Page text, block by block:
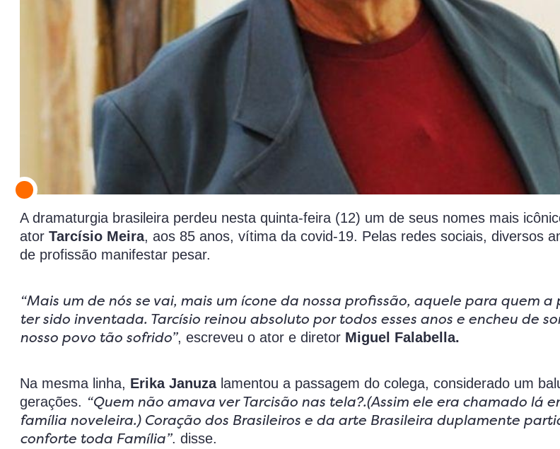
A dramaturgia brasileira perdeu nesta quinta-feira (12) um de seus nomes mais
ator Tarcísio Meira, aos 85 anos, vítima da covid-19. Pelas redes sociais, diversos
de profissão manifestar pesar.
“Mais um de nós se vai, mais um ícone da nossa profissão, aquele para quem
ter sido inventada. Tarcísio reinou absoluto por todos esses anos e encheu de
nosso povo tão sofrido”, escreveu o ator e diretor Miguel Falabella.
Na mesma linha, Erika Januzalamentou a passagem do colega, considerado um
gerações. “Quem não amava ver Tarcisão nas tela?.(Assim ele era chamado lá
família noveleira.) Coração dos Brasileiros e da arte Brasileira duplamente
conforte toda Família”. disse.